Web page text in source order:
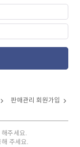
판매관리 회원가입
해주세요.
주세요.